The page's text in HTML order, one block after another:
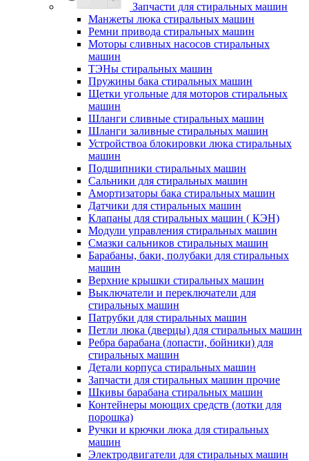
Запчасти для стиральных машин
Манжеты люка стиральных машин
Ремни привода стиральных машин
Моторы сливных насосов стиральных
машин
ТЭНы стиральных машин
Пружины бака стиральных машин
Щетки угольные для моторов стиральных
машин
Шланги сливные стиральных машин
Шланги заливные стиральных машин
Устройствоа блокировки люка стиральных
машин
Подшипники стиральных машин
Сальники для стиральных машин
Амортизаторы бака стиральных машин
Датчики для стиральных машин
Клапаны для стиральных машин ( КЭН)
Модули управления стиральных машин
Смазки сальников стиральных машин
Барабаны, баки, полубаки для стиральных
машин
Верхние крышки стиральных машин
Выключатели и переключатели для
стиральных машин
Патрубки для стиральных машин
Петли люка (дверцы) для стиральных машин
Ребра барабана (лопасти, бойники) для
стиральных машин
Детали корпуса стиральных машин
Запчасти для стиральных машин прочие
Шкивы барабана стиральных машин
Контейнеры моющих средств (лотки для
порошка)
Ручки и крючки люка для стиральных
машин
Электродвигатели для стиральных машин